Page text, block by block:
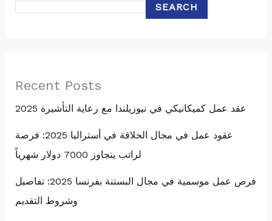
SEARCH
Recent Posts
عقد عمل كميكانيكي في نيوزيلندا مع رعاية التأشيرة 2025
عقود عمل في مجال الحلاقة في أستراليا 2025: فرصة
لراتب يتجاوز 7000 دولار شهرياً
فرص عمل موسمية في مجال البستنة بفرنسا 2025: تفاصيل
وشروط التقديم